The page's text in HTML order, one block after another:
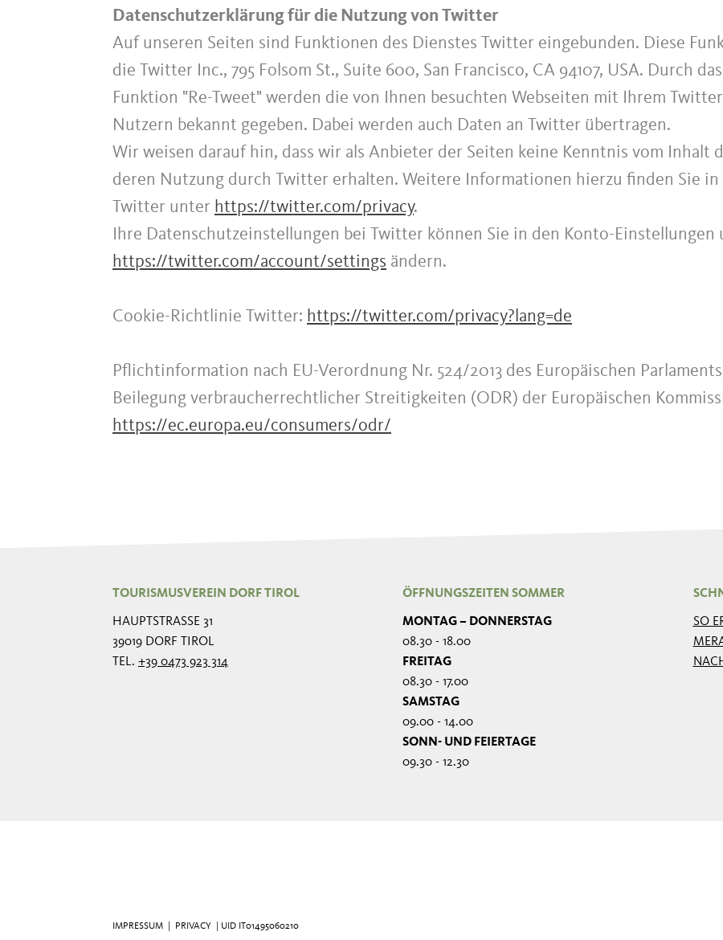
Datenschutzerklärung für die Nutzung von Twitter
Auf unseren Seiten sind Funktionen des Dienstes Twitter eingebunden. Diese
die Twitter Inc., 795 Folsom St., Suite 600, San Francisco, CA 94107, USA. Durch
Funktion "Re-Tweet" werden die von Ihnen besuchten Webseiten mit Ihrem
Nutzern bekannt gegeben. Dabei werden auch Daten an Twitter übertragen.
Wir weisen darauf hin, dass wir als Anbieter der Seiten keine Kenntnis vom Inhalt
deren Nutzung durch Twitter erhalten. Weitere Informationen hierzu finden Sie
Twitter unter https://twitter.com/privacy.
Ihre Datenschutzeinstellungen bei Twitter können Sie in den Konto-Einstellungen
https://twitter.com/account/settings ändern.
Cookie-Richtlinie Twitter: https://twitter.com/privacy?lang=de
Pflichtinformation nach EU-Verordnung Nr. 524/2013 des Europäischen
Beilegung verbraucherrechtlicher Streitigkeiten (ODR) der Europäischen
https://ec.europa.eu/consumers/odr/
TOURISMUSVEREIN DORF TIROL
HAUPTSTRASSE 31
39019 DORF TIROL
TEL. +39 0473 923 314
ÖFFNUNGSZEITEN SOMMER
MONTAG – DONNERSTAG
08.30 - 18.00
FREITAG
08.30 - 17.00
SAMSTAG
09.00 - 14.00
SONN- UND FEIERTAGE
09.30 - 12.30
SO
IMPRESSUM PRIVACY | UID IT01495060210